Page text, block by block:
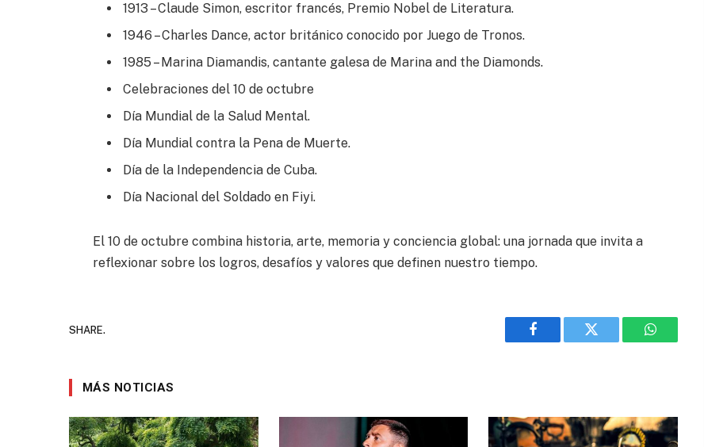
1913 – Claude Simon, escritor francés, Premio Nobel de Literatura.
1946 – Charles Dance, actor británico conocido por Juego de Tronos.
1985 – Marina Diamandis, cantante galesa de Marina and the Diamonds.
Celebraciones del 10 de octubre
Día Mundial de la Salud Mental.
Día Mundial contra la Pena de Muerte.
Día de la Independencia de Cuba.
Día Nacional del Soldado en Fiyi.
El 10 de octubre combina historia, arte, memoria y conciencia global: una jornada que invita a
reflexionar sobre los logros, desafíos y valores que definen nuestro tiempo.
SHARE.
Facebook Twitter WhatsApp
MÁS NOTICIAS